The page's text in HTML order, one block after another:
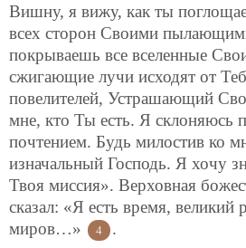
Вишну, я вижу, как ты
всех сторон Своими
покрываешь все вселенные
сжигающие лучи исходят от
повелителей, Устрашающий
мне, кто Ты есть. Я склоняюсь
почтением. Будь милостив ко
изначальный Господь. Я хочу
Твоя миссия». Верховная
сказал: «Я есть время, великий
миров…»
4 .